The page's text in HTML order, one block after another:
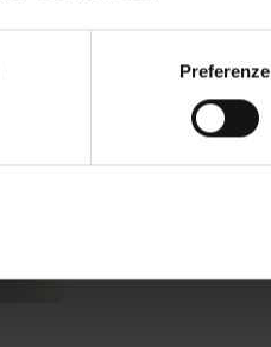
Preferenze